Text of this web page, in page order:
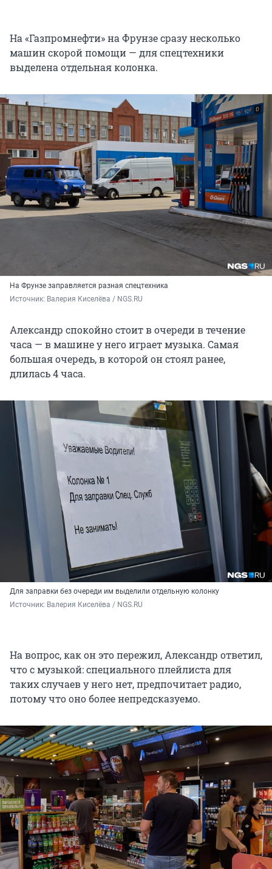
На «Газпромнефти» на Фрунзе сразу несколько
машин скорой помощи — для спецтехники
выделена отдельная колонка.
На Фрунзе заправляется разная спецтехника
Источник: Валерия Киселёва / NGS.RU
Александр спокойно стоит в очереди в течение
часа — в машине у него играет музыка. Самая
большая очередь, в которой он стоял ранее,
длилась 4 часа.
Для заправки без очереди им выделили отдельную колонку
Источник: Валерия Киселёва / NGS.RU
На вопрос, как он это пережил, Александр ответил,
что с музыкой: специального плейлиста для
таких случаев у него нет, предпочитает радио,
потому что оно более непредсказуемо.